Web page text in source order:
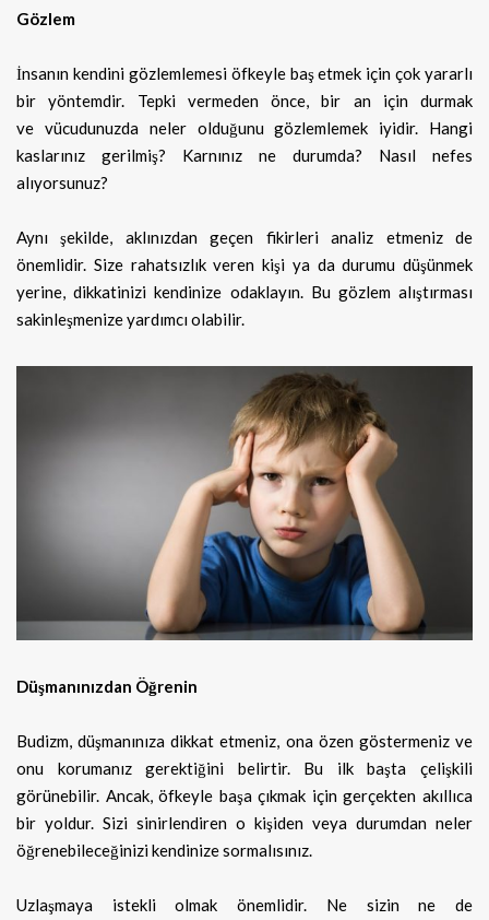
Gözlem
İnsanın kendini gözlemlemesi öfkeyle baş etmek için çok yararlı
bir yöntemdir. Tepki vermeden önce, bir an için durmak
ve vücudunuzda neler olduğunu gözlemlemek iyidir. Hangi
kaslarınız gerilmiş? Karnınız ne durumda? Nasıl nefes
alıyorsunuz?
Aynı şekilde, aklınızdan geçen fikirleri analiz etmeniz de
önemlidir. Size rahatsızlık veren kişi ya da durumu düşünmek
yerine, dikkatinizi kendinize odaklayın. Bu gözlem alıştırması
sakinleşmenize yardımcı olabilir.
Düşmanınızdan Öğrenin
Budizm, düşmanınıza dikkat etmeniz, ona özen göstermeniz ve
onu korumanız gerektiğini belirtir. Bu ilk başta çelişkili
görünebilir. Ancak, öfkeyle başa çıkmak için gerçekten akıllıca
bir yoldur. Sizi sinirlendiren o kişiden veya durumdan neler
öğrenebileceğinizi kendinize sormalısınız.
Uzlaşmaya istekli olmak önemlidir. Ne sizin ne de